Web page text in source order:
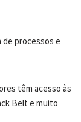
de processos e
têm acesso às
Belt e muito